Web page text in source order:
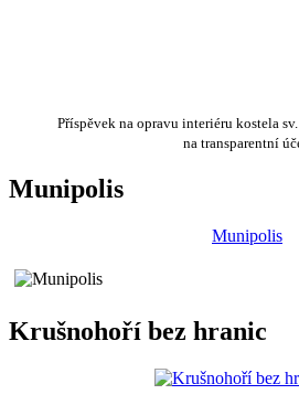
Příspěvek na opravu interiéru kostela
na transparentní
Munipolis
Munipolis
Krušnohoří bez hranic